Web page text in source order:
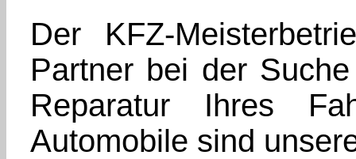
Der KFZ-
Partner bei der
Reparatur Ihres
Automobile sind